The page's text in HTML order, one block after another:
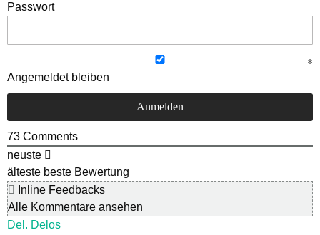
Passwort
Angemeldet bleiben
73 Comments
neuste
älteste beste Bewertung
Inline Feedbacks
Alle Kommentare ansehen
Del. Delos